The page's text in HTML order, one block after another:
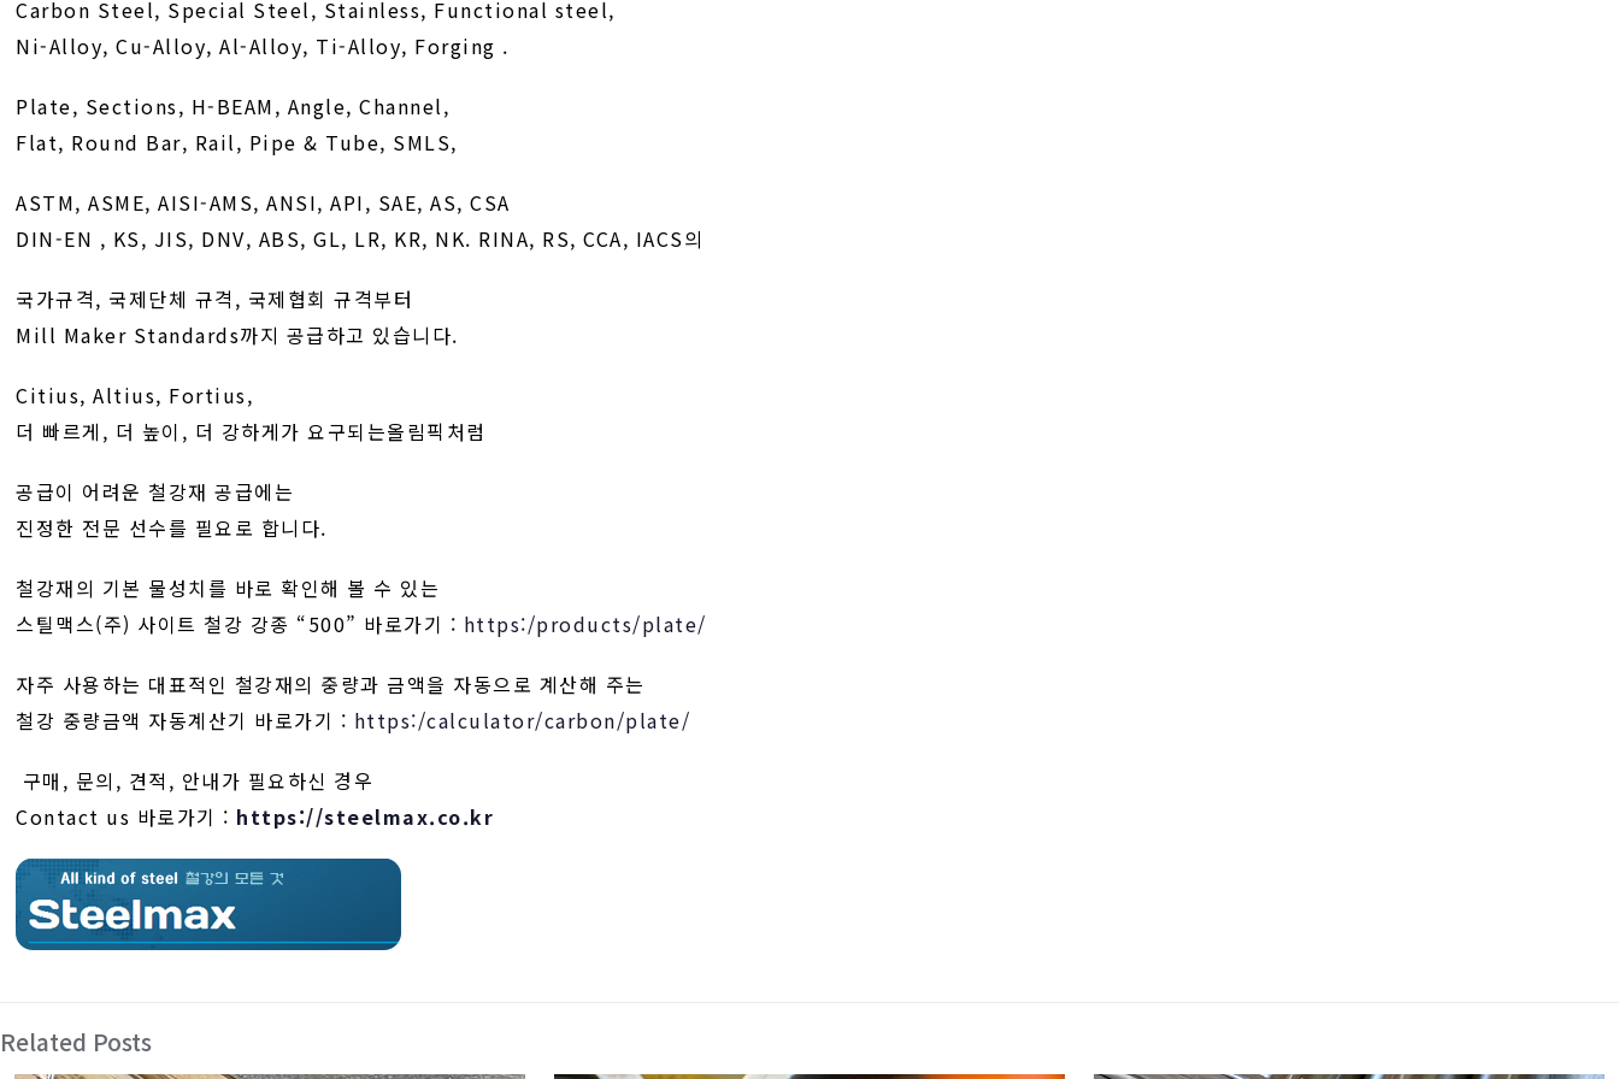
Carbon Steel, Special Steel, Stainless, Functional steel,
Ni-Alloy, Cu-Alloy, Al-Alloy, Ti-Alloy, Forging .
Plate, Sections, H-BEAM, Angle, Channel,
Flat, Round Bar, Rail, Pipe & Tube, SMLS,
ASTM, ASME, AISI-AMS, ANSI, API, SAE, AS, CSA
DIN-EN , KS, JIS, DNV, ABS, GL, LR, KR, NK. RINA, RS, CCA, IACS의
국가규격, 국제단체 규격, 국제협회 규격부터
Mill Maker Standards까지 공급하고 있습니다.
Citius, Altius, Fortius,
더 빠르게, 더 높이, 더 강하게가 요구되는올림픽처럼
공급이 어려운 철강재 공급에는
진정한 전문 선수를 필요로 합니다.
철강재의 기본 물성치를 바로 확인해 볼 수 있는
스틸맥스(주) 사이트 철강 강종 “500” 바로가기 : https:/products/plate/
자주 사용하는 대표적인 철강재의 중량과 금액을 자동으로 계산해 주는
철강 중량금액 자동계산기 바로가기 : https:/calculator/carbon/plate/
구매, 문의, 견적, 안내가 필요하신 경우
Contact us 바로가기 : https://steelmax.co.kr
Related Posts